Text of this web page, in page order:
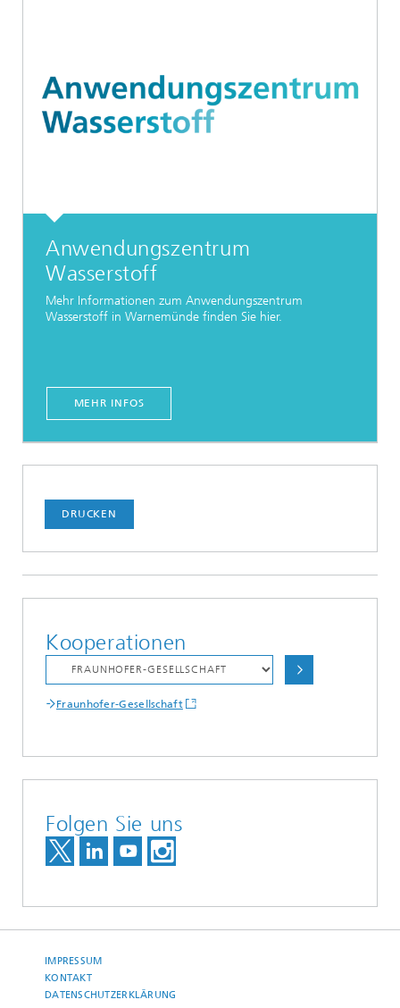
Anwendungszentrum
Wasserstoff
Mehr Informationen zum Anwendungszentrum
Wasserstoff in Warnemünde finden Sie hier.
MEHR INFOS
DRUCKEN
Kooperationen
Fraunhofer-Gesellschaft
Folgen Sie uns
IMPRESSUM
KONTAKT
DATENSCHUTZERKLÄRUNG